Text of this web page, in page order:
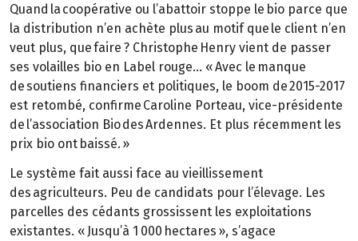
Quand la coopérative ou l’abattoir stoppe le bio parce que
la distribution n’en achète plus au motif que le client n’en
veut plus, que faire ? Christophe Henry vient de passer
ses volailles bio en Label rouge… « Avec le manque
de soutiens financiers et politiques, le boom de 2015-2017
est retombé, confirme Caroline Porteau, vice-présidente
de l’association Bio des Ardennes. Et plus récemment les
prix bio ont baissé. »
Le système fait aussi face au vieillissement
des agriculteurs. Peu de candidats pour l’élevage. Les
parcelles des cédants grossissent les exploitations
existantes. « Jusqu’à 1 000 hectares », s’agace